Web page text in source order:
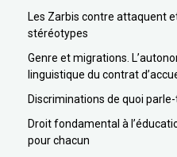
Les Zarbis contre attaquent
stéréotypes
Genre et migrations.
linguistique du contrat
Discriminations de quoi
Droit fondamental à
pour chacun